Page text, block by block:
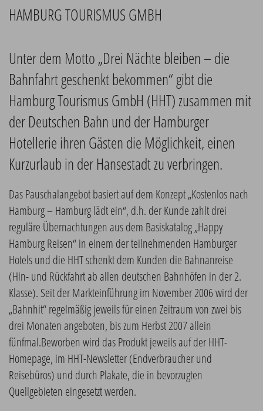
HAMBURG TOURISMUS GMBH
Unter dem Motto „Drei Nächte bleiben – die
Bahnfahrt geschenkt bekommen“ gibt die
Hamburg Tourismus GmbH (HHT) zusammen mit
der Deutschen Bahn und der Hamburger
Hotellerie ihren Gästen die Möglichkeit, einen
Kurzurlaub in der Hansestadt zu verbringen.
Das Pauschalangebot basiert auf dem Konzept „Kostenlos nach
Hamburg – Hamburg lädt ein“, d.h. der Kunde zahlt drei
reguläre Übernachtungen aus dem Basiskatalog „Happy
Hamburg Reisen“ in einem der teilnehmenden Hamburger
Hotels und die HHT schenkt dem Kunden die Bahnanreise
(Hin- und Rückfahrt ab allen deutschen Bahnhöfen in der 2.
Klasse). Seit der Markteinführung im November 2006 wird der
„Bahnhit“ regelmäßig jeweils für einen Zeitraum von zwei bis
drei Monaten angeboten, bis zum Herbst 2007 allein
fünfmal.Beworben wird das Produkt jeweils auf der HHT-
Homepage, im HHT-Newsletter (Endverbraucher und
Reisebüros) und durch Plakate, die in bevorzugten
Quellgebieten eingesetzt werden.